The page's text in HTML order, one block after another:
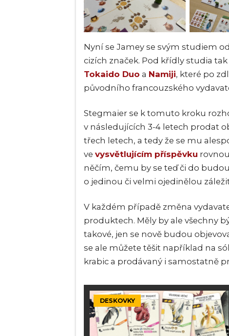
Nyní se Jamey se svým studiem
cizích značek. Pod křídly studia
Tokaido Duo a Namiji, které po
původního francouzského
Stegmaier se k tomuto kroku
v následujících 3-4 letech prodat
třech letech, a tedy že se mu
ve vysvětlujícím příspěvku
něčím, čemu by se teď či do
o jedinou či velmi ojedinělou
V každém případě změna
produktech. Měly by ale všechny
takové, jen se nově budou
se ale můžete těšit například na
krabic a prodávaný i samostatně
DESKOVKY